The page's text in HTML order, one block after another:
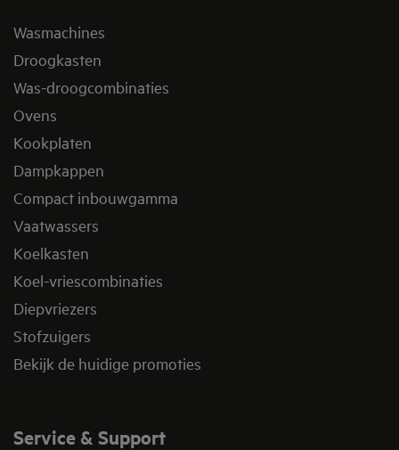
Wasmachines
Droogkasten
Was-droogcombinaties
Ovens
Kookplaten
Dampkappen
Compact inbouwgamma
Vaatwassers
Koelkasten
Koel-vriescombinaties
Diepvriezers
Stofzuigers
Bekijk de huidige promoties
Service & Support